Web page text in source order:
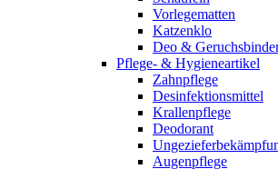
Vorlegematten
Katzenklo
Deo &
Pflege- & Hygieneartikel
Zahnpflege
Desinfektionsmittel
Krallenpflege
Deodorant
Augenpflege